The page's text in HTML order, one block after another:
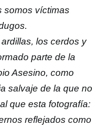
somos víctimas
los cerdos y
parte de la
Asesino, como
salvaje de la que no
que esta fotografía:
reflejados como